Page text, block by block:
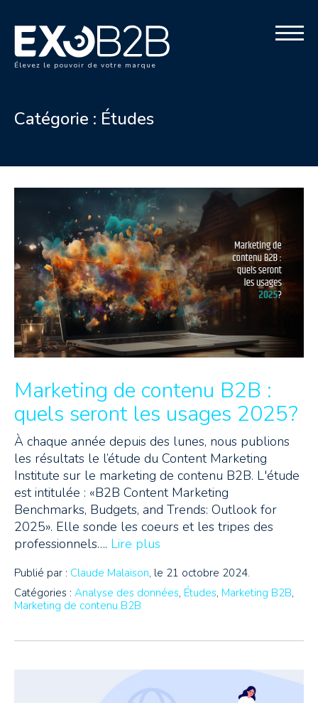
Élevez le pouvoir de votre marque
Catégorie : Études
Marketing de contenu B2B :
quels seront les usages 2025?
À chaque année depuis des lunes, nous publions
les résultats le l’étude du Content Marketing
Institute sur le marketing de contenu B2B. L'étude
est intitulée : «B2B Content Marketing
Benchmarks, Budgets, and Trends: Outlook for
2025». Elle sonde les coeurs et les tripes des
professionnels…. Lire plus
Publié par : Claude Malaison, le 21 octobre 2024.
Catégories : Analyse des données, Études, Marketing B2B,
Marketing de contenu B2B